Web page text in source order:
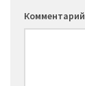
Комментарий